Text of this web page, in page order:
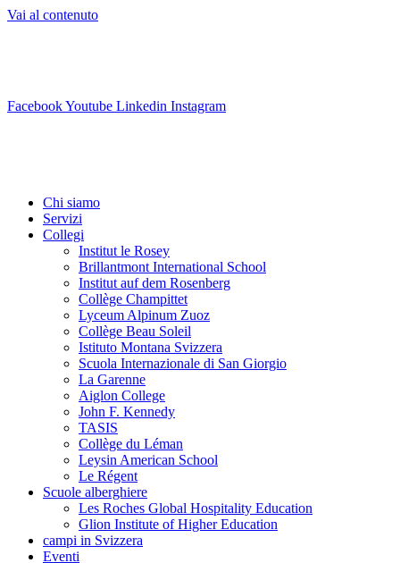
Vai al contenuto
FacebookYoutube Linkedin Instagram
Chi siamo
Servizi
Collegi
Institut le Rosey
Brillantmont International School
Institut auf dem Rosenberg
Collège Champittet
Lyceum Alpinum Zuoz
Collège Beau Soleil
Istituto Montana Svizzera
Scuola Internazionale di San Giorgio
La Garenne
Aiglon College
John F. Kennedy
TASIS
Collège du Léman
Leysin American School
Le Régent
Scuole alberghiere
Les Roches Global Hospitality Education
Glion Institute of Higher Education
campi in Svizzera
Eventi